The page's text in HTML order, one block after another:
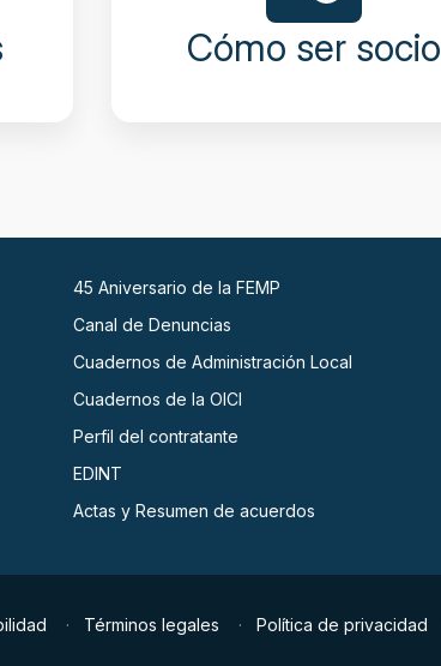
Cómo ser socio
45 Aniversario de la FEMP
Canal de Denuncias
Cuadernos de Administración Local
Cuadernos de la OICI
Perfil del contratante
EDINT
Actas y Resumen de acuerdos
Términos legales Política de privacidad